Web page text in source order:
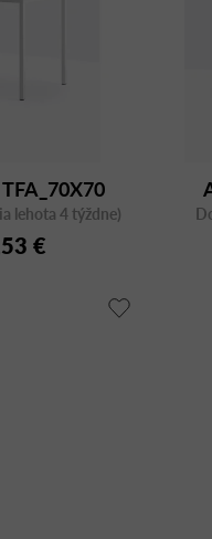
lehota 4 týždne)
€